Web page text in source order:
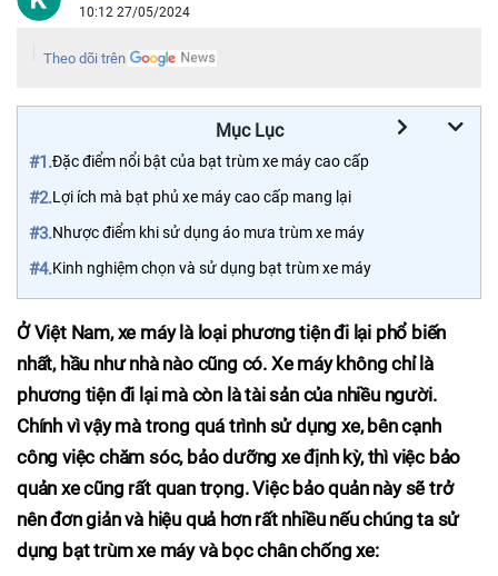
10:12 27/05/2024
Theo dõi trên
Mục Lục
#1.Đặc điểm nổi bật của bạt trùm xe máy cao cấp
#2.Lợi ích mà bạt phủ xe máy cao cấp mang lại
#3.Nhược điểm khi sử dụng áo mưa trùm xe máy
#4.Kinh nghiệm chọn và sử dụng bạt trùm xe máy
Ở Việt Nam, xe máy là loại phương tiện đi lại phổ biến
nhất, hầu như nhà nào cũng có. Xe máy không chỉ là
phương tiện đi lại mà còn là tài sản của nhiều người.
Chính vì vậy mà trong quá trình sử dụng xe, bên cạnh
công việc chăm sóc, bảo dưỡng xe định kỳ, thì việc bảo
quản xe cũng rất quan trọng. Việc bảo quản này sẽ trở
nên đơn giản và hiệu quả hơn rất nhiều nếu chúng ta sử
dụng bạt trùm xe máy và bọc chân chống xe: